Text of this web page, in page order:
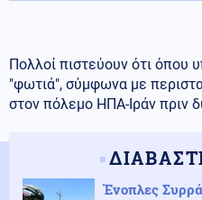
Πολλοί πιστεύουν ότι όπου
"φωτιά", σύμφωνα με
στον πόλεμο ΗΠΑ-Ιράν πριν
Ένοπλες